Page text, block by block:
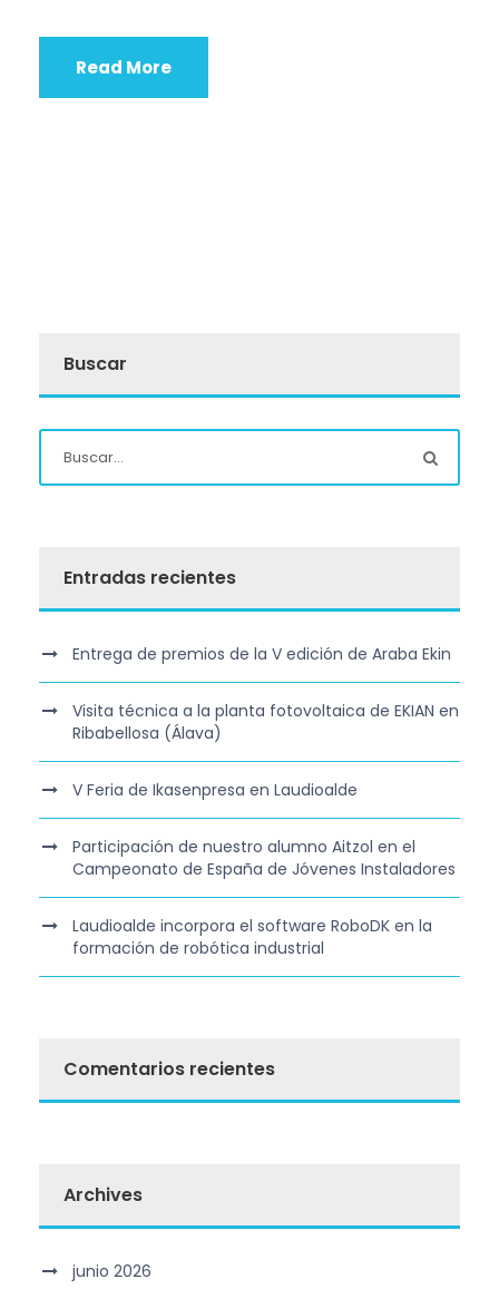
Read More
Buscar
Entradas recientes
Entrega de premios de la V edición de Araba Ekin
Visita técnica a la planta fotovoltaica de EKIAN en
Ribabellosa (Álava)
V Feria de Ikasenpresa en Laudioalde
Participación de nuestro alumno Aitzol en el
Campeonato de España de Jóvenes Instaladores
Laudioalde incorpora el software RoboDK en la
formación de robótica industrial
Comentarios recientes
Archives
junio 2026